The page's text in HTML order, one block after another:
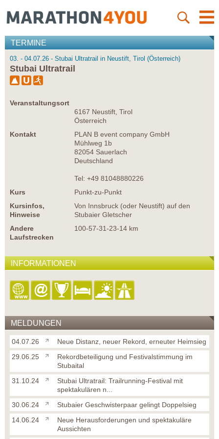
TERMINE
03. - 04.07.26 - Stubai Ultratrail in Neustift, Tirol (Österreich)
Stubai Ultratrail
Veranstaltungsort
6167 Neustift, Tirol
Österreich
Kontakt
PLAN B event company GmbH
Mühlweg 1b
82054 Sauerlach
Deutschland
Tel: +49 81048880226
Kurs
Punkt-zu-Punkt
Kursinfos,
Hinweise
Von Innsbruck (oder Neustift) auf den
Stubaier Gletscher
Andere
Laufstrecken
100-57-31-23-14 km
INFORMATIONEN
MELDUNGEN
04.07.26
Neue Distanz, neuer Rekord, erneuter Heimsieg
29.06.25
Rekordbeteiligung und Festivalstimmung im
Stubaital
31.10.24
Stubai Ultratrail: Trailrunning-Festival mit
spektakulären n...
30.06.24
Stubaier Geschwisterpaar gelingt Doppelsieg
14.06.24
Neue Herausforderungen und spektakuläre
Aussichten